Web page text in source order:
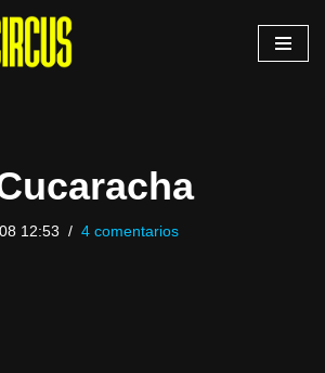
12:53 4 comentarios